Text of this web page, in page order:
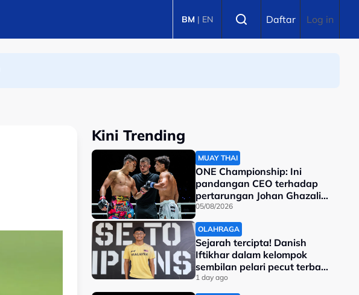
BM | EN Daftar Log in
Kini Trending
MUAY THAI
ONE Championship: Ini
pandangan CEO terhadap
pertarungan Johan Ghazali-
Ramadan Ondash
05/08/2026
OLAHRAGA
Sejarah tercipta! Danish
Iftikhar dalam kelompok
sembilan pelari pecut terbaik
dunia
1 day ago